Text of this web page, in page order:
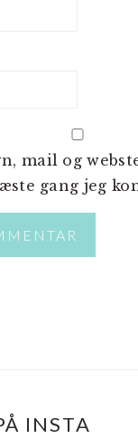
mail og
gang jeg
INSTA